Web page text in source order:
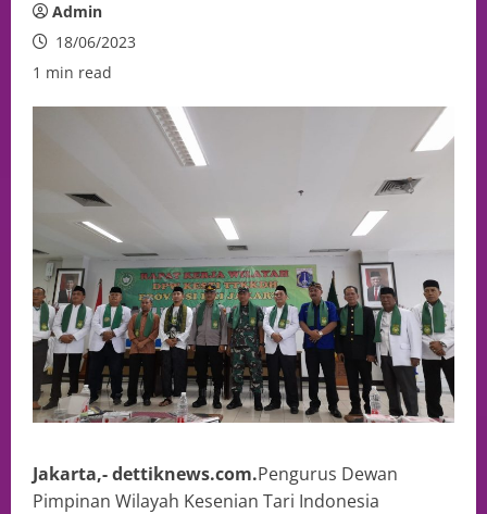
Admin
18/06/2023
1 min read
Jakarta,- dettiknews.com.Pengurus Dewan
Pimpinan Wilayah Kesenian Tari Indonesia